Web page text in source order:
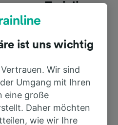
von Trainline-
Feedback geben als
ist uns wichtig
Wir sind
Umgang mit Ihren
eine große
Daher möchten
wie wir Ihre